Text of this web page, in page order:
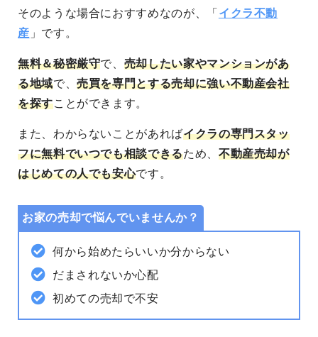
そのような場合におすすめなのが、「 イクラ不動
産 」です。
無料＆秘密厳守で、 売却したい家やマンションがあ
る地域で、売買を専門とする売却に強い不動産会社
を探すことができます。
また、わからないことがあればイクラの専門スタッ
フに無料でいつでも相談できるため、 不動産売却が
はじめての人でも安心です。
お家の売却で悩んでいませんか？
何から始めたらいいか分からない
だまされないか心配
初めての売却で不安